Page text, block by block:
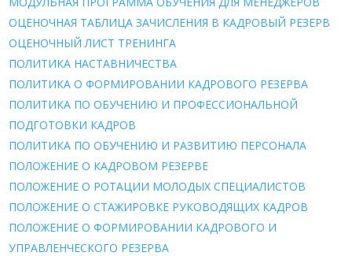
ОЦЕНОЧНАЯ ТАБЛИЦА ЗАЧИСЛЕНИЯ В КАДРОВЫЙ РЕЗЕРВ
ОЦЕНОЧНЫЙ ЛИСТ ТРЕНИНГА
ПОЛИТИКА НАСТАВНИЧЕСТВА
ПОЛИТИКА О ФОРМИРОВАНИИ КАДРОВОГО РЕЗЕРВА
ПОЛИТИКА ПО ОБУЧЕНИЮ И ПРОФЕССИОНАЛЬНОЙ
ПОДГОТОВКИ КАДРОВ
ПОЛИТИКА ПО ОБУЧЕНИЮ И РАЗВИТИЮ ПЕРСОНАЛА
ПОЛОЖЕНИЕ О КАДРОВОМ РЕЗЕРВЕ
ПОЛОЖЕНИЕ О РОТАЦИИ МОЛОДЫХ СПЕЦИАЛИСТОВ
ПОЛОЖЕНИЕ О СТАЖИРОВКЕ РУКОВОДЯЩИХ КАДРОВ
ПОЛОЖЕНИЕ О ФОРМИРОВАНИИ КАДРОВОГО И
УПРАВЛЕНЧЕСКОГО РЕЗЕРВА